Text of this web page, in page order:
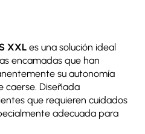
XXL es una solución ideal
encamadas que han
su autonomía
caerse. Diseñada
que requieren cuidados
adecuada para